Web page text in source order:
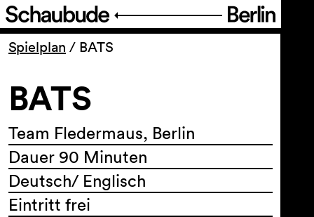
Programm
Ticket
Barrierefreiheit
Über uns
Spielplan / BATS
BATS
Team Fledermaus, Berlin
Dauer 90 Minuten
Deutsch/ Englisch
Eintritt frei